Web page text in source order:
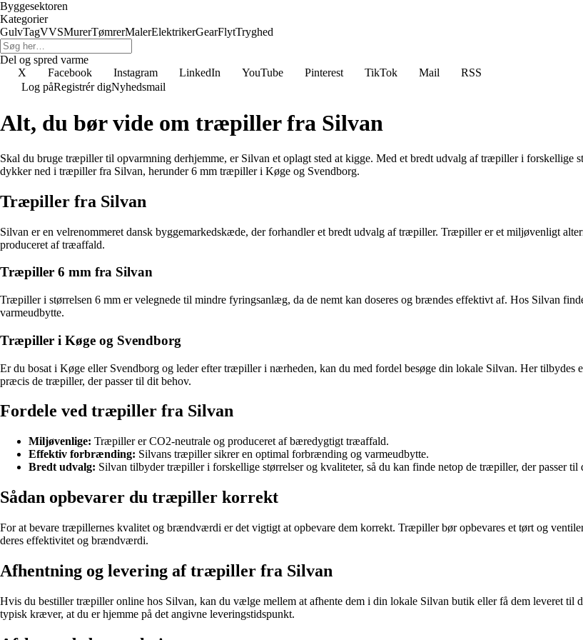
Byggesektoren
Kategorier
GulvTagVVSMurerTømrerMalerElektrikerGearFlytTryghed
Del og spred varme
X
Facebook Instagram LinkedIn YouTube Pinterest TikTok Mail
RSS
Log påRegistrér digNyhedsmail
Alt, du bør vide om træpiller fra Silvan
Skal du bruge træpiller til opvarmning derhjemme, er Silvan et oplagt sted at kigge. Med et bredt udvalg af træpiller i forskellige
dykker ned i træpiller fra Silvan, herunder 6 mm træpiller i Køge og Svendborg.
Træpiller fra Silvan
Silvan er en velrenommeret dansk byggemarkedskæde, der forhandler et bredt udvalg af træpiller. Træpiller er et miljøvenligt
produceret af træaffald.
Træpiller 6 mm fra Silvan
Træpiller i størrelsen 6 mm er velegnede til mindre fyringsanlæg, da de nemt kan doseres og brændes effektivt af. Hos Silvan
varmeudbytte.
Træpiller i Køge og Svendborg
Er du bosat i Køge eller Svendborg og leder efter træpiller i nærheden, kan du med fordel besøge din lokale Silvan. Her
præcis de træpiller, der passer til dit behov.
Fordele ved træpiller fra Silvan
Miljøvenlige: Træpiller er CO2-neutrale og produceret af bæredygtigt træaffald.
Effektiv forbrænding: Silvans træpiller sikrer en optimal forbrænding og varmeudbytte.
Bredt udvalg: Silvan tilbyder træpiller i forskellige størrelser og kvaliteter, så du kan finde netop de træpiller, der passer
Sådan opbevarer du træpiller korrekt
For at bevare træpillernes kvalitet og brændværdi er det vigtigt at opbevare dem korrekt. Træpiller bør opbevares et tørt og
deres effektivitet og brændværdi.
Afhentning og levering af træpiller fra Silvan
Hvis du bestiller træpiller online hos Silvan, kan du vælge mellem at afhente dem i din lokale Silvan butik eller få dem leveret til
typisk kræver, at du er hjemme på det angivne leveringstidspunkt.